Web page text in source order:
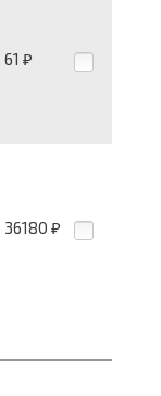
61 ₽
36180 ₽